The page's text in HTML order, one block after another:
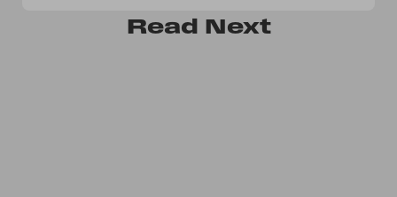
Read Next